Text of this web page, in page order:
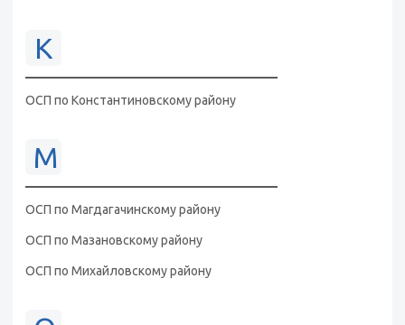
К
ОСП по Константиновскому району
М
ОСП по Магдагачинскому району
ОСП по Мазановскому району
ОСП по Михайловскому району